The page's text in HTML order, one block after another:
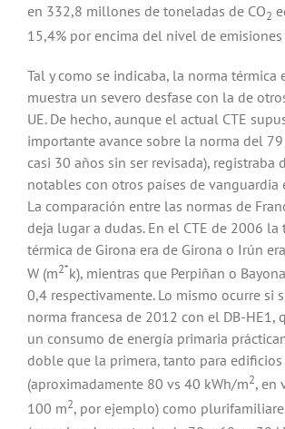
en 332,8 millones de toneladas de CO2
15,4% por encima del nivel de
Tal y como se indicaba, la norma térmica
muestra un severo desfase con la de
UE. De hecho, aunque el actual CTE
importante avance sobre la norma del
casi 30 años sin ser revisada), registraba
notables con otros países de vanguardia
La comparación entre las normas de
deja lugar a dudas. En el CTE de 2006 la
térmica de Girona era de Girona o Irún
W (m2*k), mientras que Perpiñan o
0,4 respectivamente. Lo mismo ocurre si
norma francesa de 2012 con el DB-HE1,
un consumo de energía primaria
doble que la primera, tanto para
(aproximadamente 80 vs 40 kWh/m2, en
100 m2, por ejemplo) como